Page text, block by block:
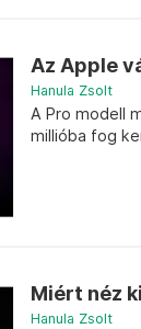
Az Apple
Hanula Zsolt
A Pro modell
millióba fog
Miért néz
Hanula Zsolt